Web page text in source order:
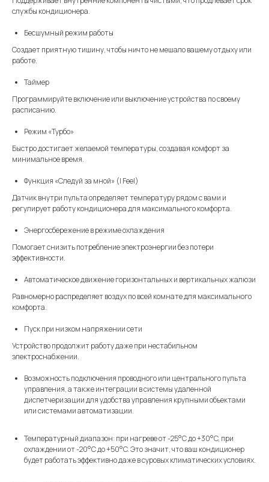
службы кондиционера.
Бесшумный режим работы
Создает приятную тишину, чтобы ничто не мешало вашему отдыху или
работе.
Таймер
Программируйте включение или выключение устройства по своему
расписанию.
Режим «Турбо»
Быстро достигает желаемой температуры, создавая комфорт за
минимальное время.
Функция «Следуй за мной» (I Feel)
Датчик внутри пульта определяет температуру рядом с вами и
регулирует работу кондиционера для максимального комфорта.
Энергосбережение в режиме охлаждения
Помогает снизить потребление электроэнергии без потери
эффективности.
Автоматическое движение горизонтальных и вертикальных жалюзи
Равномерно распределяет воздух по всей комнате для максимального
комфорта.
Пуск при низком напряжении сети
Устройство продолжит работу даже при нестабильном
электроснабжении.
Возможность подключения проводного или центрального пульта
управления, а также интеграции в системы удаленной
диспетчеризации для удобства управления крупными объектами
или системами автоматизации.
Температурный диапазон: при нагреве от -25°C до +30°C, при
охлаждении от -20°C до +50°C. Это значит, что ваш кондиционер
будет работать эффективно даже в суровых климатических условиях.